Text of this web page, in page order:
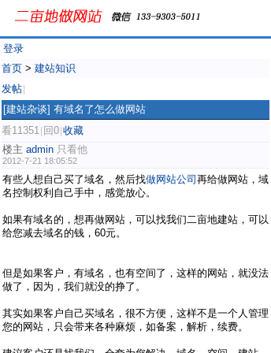
登录
首页 > 建站知识
发帖
[建站杂谈] 有域名了怎么做网站
看11351 回0 收藏
楼主 admin 只看他
2012-7-21 18:05:52
有些人想自己买了域名，然后找做网站公司 再给做网站，域
名控制权利自己手中，感觉放心。
如果有域名的，想再做网站，可以找我们二亩地建站，可以
给您减去域名的钱，60元。
但是如果客户，有域名，也有空间了，这样的网站，就没法
做了，因为，我们就没的挣了。
其实如果客户自己买域名，很不方便，这样不是一个人管理
您的网站，只会带来各种麻烦，如备案，解析，续费。